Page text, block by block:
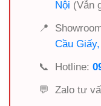
Nội (Vẫn
📍
Cầu
📞
Hotline:
💬
Zalo tư